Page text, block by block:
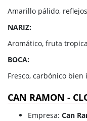
Amarillo pálido,
NARIZ:
Aromático, fruta
BOCA:
Fresco, carbónico
CAN RAMON -
Empresa: Can